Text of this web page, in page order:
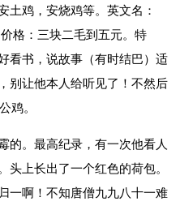
鸡，安烧鸡等。英文名：
格：三块二毛到五元。特
看书，说故事（有时结巴）适
别让他本人给听见了！不然后
鸡。
。最高纪录，有一次他看人
头上长出了一个红色的荷包。
一啊！不知唐僧九九八十一难